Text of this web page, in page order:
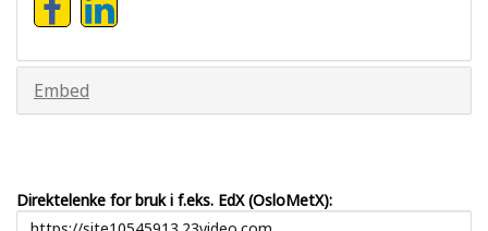
Embed
Direktelenke for bruk i f.eks. EdX (OsloMetX):